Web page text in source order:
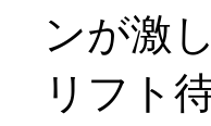
ンが激
リフト